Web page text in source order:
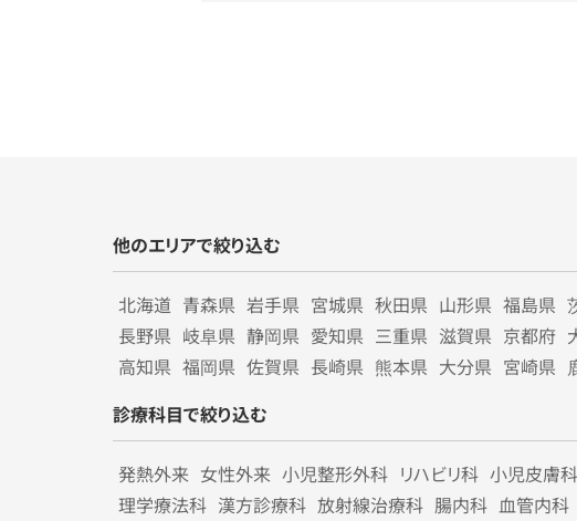
他のエリアで絞り込む
北海道 青森県 岩手県 宮城県 秋田県 山形県 福島県
長野県 岐阜県 静岡県 愛知県 三重県 滋賀県 京都府
高知県 福岡県 佐賀県 長崎県 熊本県 大分県 宮崎県
診療科目で絞り込む
発熱外来 女性外来 小児整形外科 リハビリ科 小児皮膚科
理学療法科 漢方診療科 放射線治療科 腸内科 血管内科